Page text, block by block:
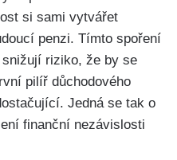
si sami vytvářet
penzi. Tímto spoření
riziko, že by se
pilíř důchodového
Jedná se tak o
finanční nezávislosti